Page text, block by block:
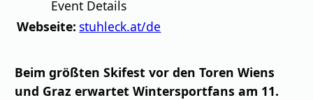
Event Details
Webseite: stuhleck.at/de
Beim größten Skifest vor den Toren Wiens
und Graz erwartet Wintersportfans am 11.